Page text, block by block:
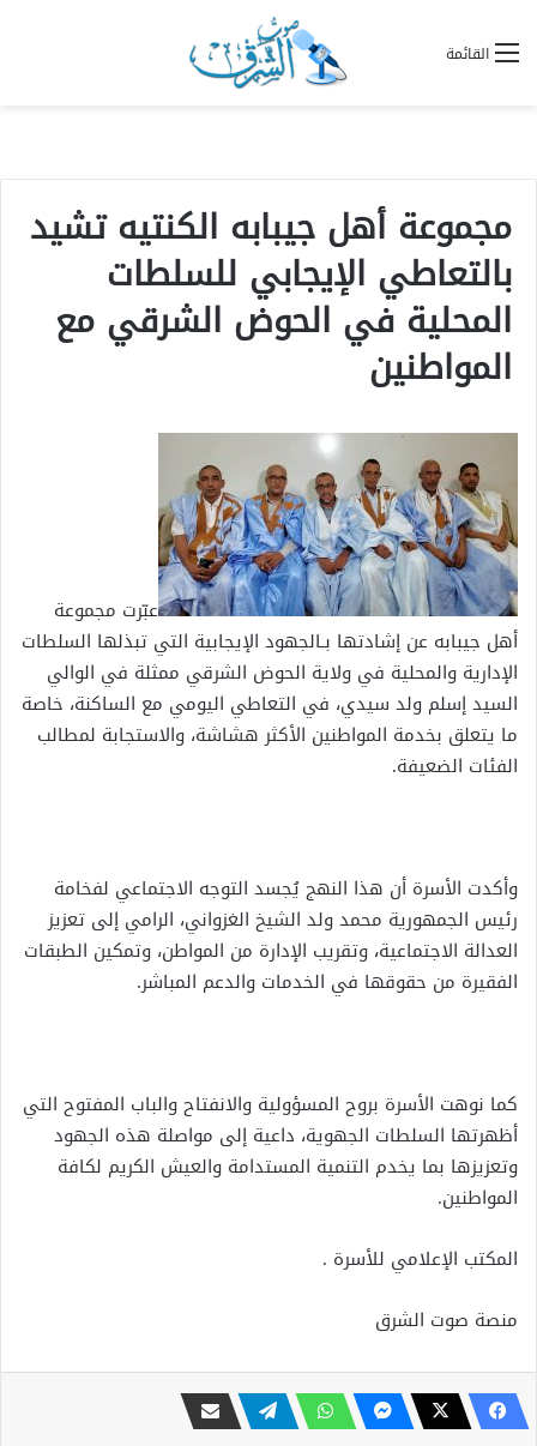
القائمة
مجموعة أهل جيبابه الكنتيه تشيد
بالتعاطي الإيجابي للسلطات
المحلية في الحوض الشرقي مع
المواطنين
عبّرت مجموعة
أهل جيبابه عن إشادتها بـالجهود الإيجابية التي تبذلها السلطات
الإدارية والمحلية في ولاية الحوض الشرقي ممثلة في الوالي
السيد إسلم ولد سيدي، في التعاطي اليومي مع الساكنة، خاصة
ما يتعلق بخدمة المواطنين الأكثر هشاشة، والاستجابة لمطالب
الفئات الضعيفة.
وأكدت الأسرة أن هذا النهج يُجسد التوجه الاجتماعي لفخامة
رئيس الجمهورية محمد ولد الشيخ الغزواني، الرامي إلى تعزيز
العدالة الاجتماعية، وتقريب الإدارة من المواطن، وتمكين الطبقات
الفقيرة من حقوقها في الخدمات والدعم المباشر.
كما نوهت الأسرة بروح المسؤولية والانفتاح والباب المفتوح التي
أظهرتها السلطات الجهوية، داعية إلى مواصلة هذه الجهود
وتعزيزها بما يخدم التنمية المستدامة والعيش الكريم لكافة
المواطنين.
المكتب الإعلامي للأسرة .
منصة صوت الشرق